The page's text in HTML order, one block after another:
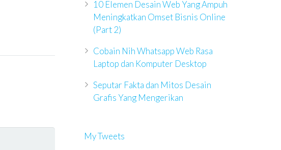
10 Elemen Desain Web Yang Ampuh
Meningkatkan Omset Bisnis Online
(Part 2)
Cobain Nih Whatsapp Web Rasa
Laptop dan Komputer Desktop
Seputar Fakta dan Mitos Desain
Grafis Yang Mengerikan
My Tweets